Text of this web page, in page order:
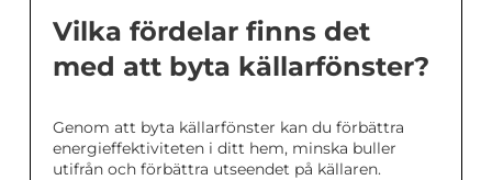
Vilka fördelar finns det
med att byta källarfönster?
Genom att byta källarfönster kan du förbättra
energieffektiviteten i ditt hem, minska buller
utifrån och förbättra utseendet på källaren.